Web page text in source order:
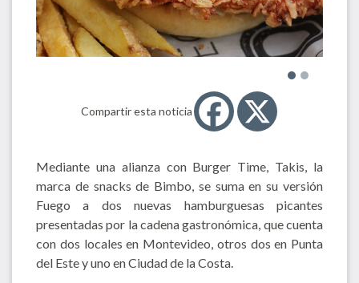
Compartir esta noticia
Mediante una alianza con Burger Time, Takis, la
marca de snacks de Bimbo, se suma en su versión
Fuego a dos nuevas hamburguesas picantes
presentadas por la cadena gastronómica, que cuenta
con dos locales en Montevideo, otros dos en Punta
del Este y uno en Ciudad de la Costa.